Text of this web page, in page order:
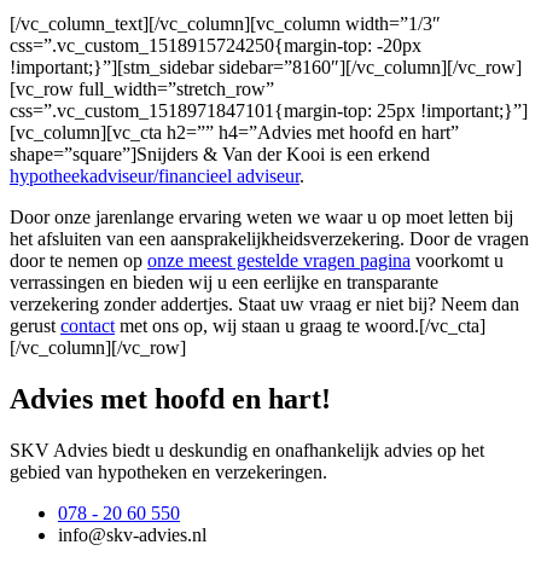
[/vc_column_text][/vc_column][vc_column width=”1/3″
css=”.vc_custom_1518915724250{margin-top: -20px
!important;}”][stm_sidebar sidebar=”8160″][/vc_column][/vc_row]
[vc_row full_width=”stretch_row”
css=”.vc_custom_1518971847101{margin-top: 25px !important;}”]
[vc_column][vc_cta h2=”” h4=”Advies met hoofd en hart”
shape=”square”]Snijders & Van der Kooi is een erkend
hypotheekadviseur/financieel adviseur.
Door onze jarenlange ervaring weten we waar u op moet letten bij
het afsluiten van een aansprakelijkheidsverzekering. Door de vragen
door te nemen op onze meest gestelde vragen pagina voorkomt u
verrassingen en bieden wij u een eerlijke en transparante
verzekering zonder addertjes. Staat uw vraag er niet bij? Neem dan
gerust contact met ons op, wij staan u graag te woord.[/vc_cta]
[/vc_column][/vc_row]
Advies met hoofd en hart!
SKV Advies biedt u deskundig en onafhankelijk advies op het
gebied van hypotheken en verzekeringen.
078 - 20 60 550
info@skv-advies.nl